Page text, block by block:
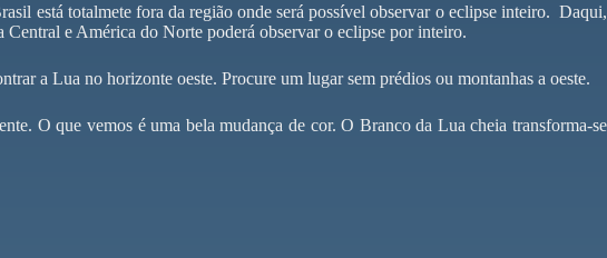
está totalmete fora da região onde será possível observar o eclipse inteiro. Daqui,
e América do Norte poderá observar o eclipse por inteiro.
a Lua no horizonte oeste. Procure um lugar sem prédios ou montanhas a oeste.
O que vemos é uma bela mudança de cor. O Branco da Lua cheia transforma-se